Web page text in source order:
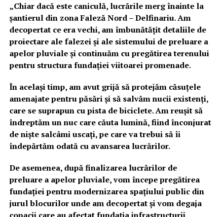
„Chiar dacă este caniculă, lucrările merg înainte la
șantierul din zona Faleză Nord – Delfinariu. Am
decopertat ce era vechi, am îmbunătățit detaliile de
proiectare ale falezei și ale sistemului de preluare a
apelor pluviale și continuăm cu pregătirea terenului
pentru structura fundației viitoarei promenade.
În același timp, am avut grijă să protejăm căsuțele
amenajate pentru păsări și să salvăm nucii existenți,
care se suprapun cu pista de biciclete. Am reușit să
îndreptăm un nuc care căuta lumină, fiind înconjurat
de niște salcâmi uscați, pe care va trebui să îi
îndepărtăm odată cu avansarea lucrărilor.
De asemenea, după finalizarea lucrărilor de
preluare a apelor pluviale, vom începe pregătirea
fundației pentru modernizarea spațiului public din
jurul blocurilor unde am decopertat și vom degaja